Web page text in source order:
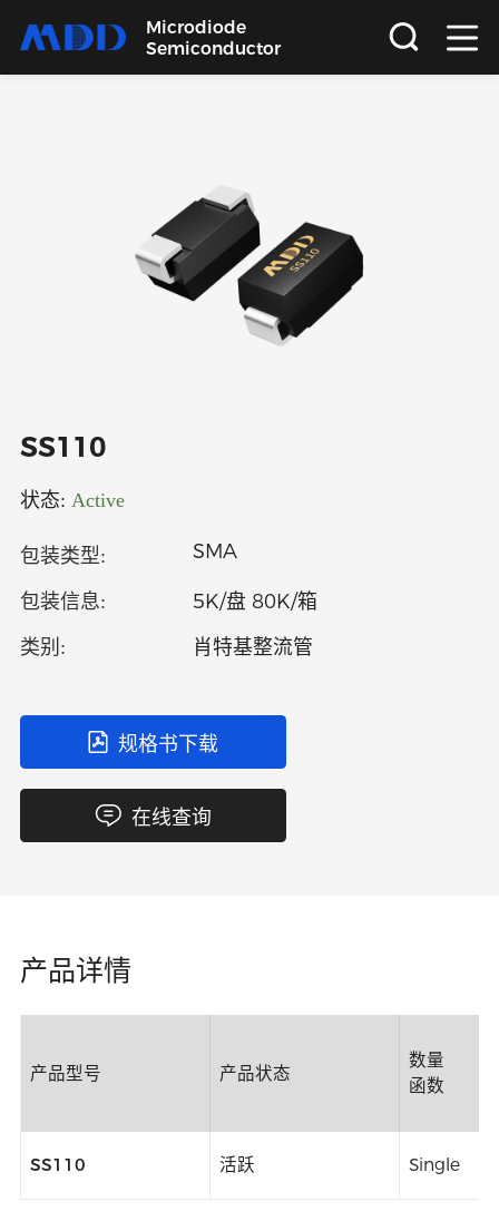
Microdiode
Semiconductor
关于
语言
SS110
状态: Active
包装类型: SMA
包装信息: 5K/盘 80K/箱
类别: 肖特基整流管
规格书下载
在线查询
产品详情
产品型号 产品状态
数量
函数
SS110 活跃 Single